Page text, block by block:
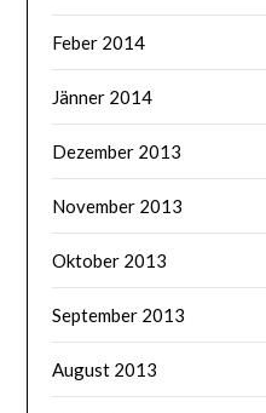
Feber 2014
Jänner 2014
Dezember 2013
November 2013
Oktober 2013
September 2013
August 2013